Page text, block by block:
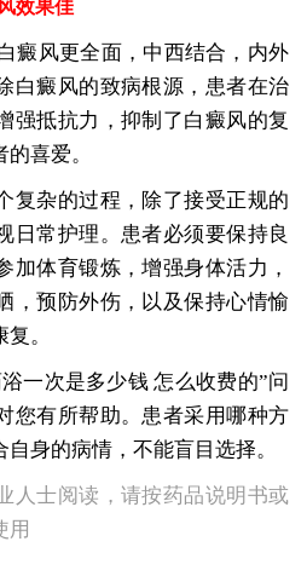
效果佳
风更全面，中西结合，内外
白癜风的致病根源，患者在治
强抵抗力，抑制了白癜风的复
喜爱。
杂的过程，除了接受正规的
日常护理。患者必须要保持良
加体育锻炼，增强身体活力，
，预防外伤，以及保持心情愉
。
次是多少钱 怎么收费的”问
您有所帮助。患者采用哪种方
身的病情，不能盲目选择。
人士阅读，请按药品说明书或
用